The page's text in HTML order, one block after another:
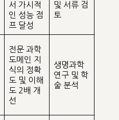
서 가시적
인 성능 점
프 달성
및 서류 검
토
전문 과학
도메인 지
식의 정확
도 및 이해
도 2배 개
선
생명과학
연구 및 학
술 분석